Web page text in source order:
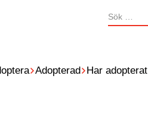
Sök
efter:
Adopterad Har adopterat